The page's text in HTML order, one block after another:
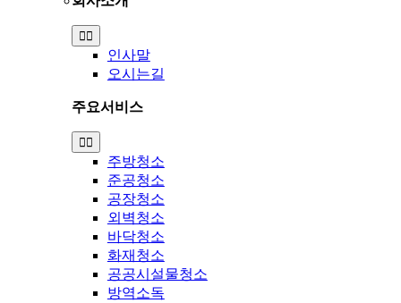
Toggle
Navigation
인사말
오시는길
주요서비스
Toggle
Navigation
주방청소
준공청소
공장청소
외벽청소
바닥청소
화재청소
공공시설물청소
방역소독